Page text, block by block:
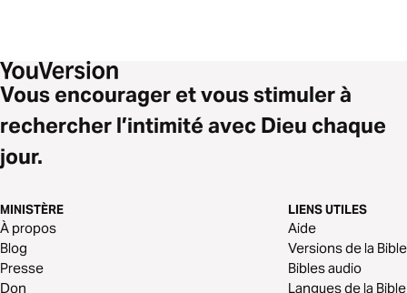
Vous encourager et vous stimuler à
rechercher l’intimité avec Dieu chaque
jour.
MINISTÈRE
À propos
Blog
Presse
Don
LIENS UTILES
Aide
Versions de la Bible
Bibles audio
Langues de la Bible